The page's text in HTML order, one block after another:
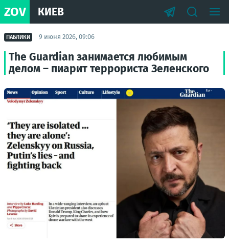
ZOV КИЕВ
ПАБЛИКИ 9 июня 2026, 09:06
The Guardian занимается любимым
делом – пиарит террориста Зеленского